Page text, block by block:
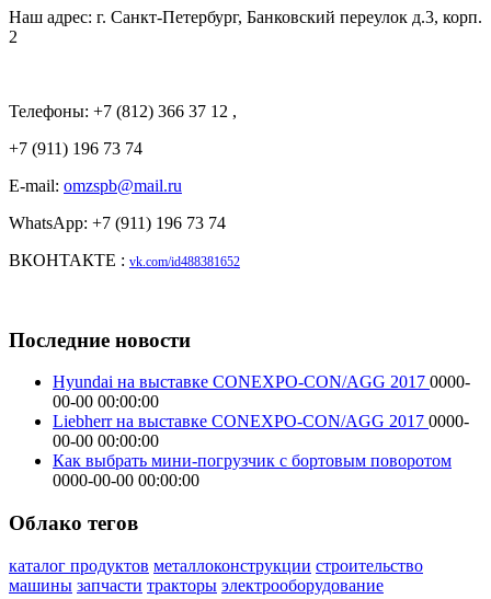
Наш адрес: г. Санкт-Петербург, Банковский переулок д.3, корп.
2
Телефоны: +7 (812) 366 37 12 ,
+7 (911) 196 73 74
E-mail: omzspb@mail.ru
WhatsApp: +7 (911) 196 73 74
ВКОНТАКТЕ : vk.com/id488381652
Последние новости
Hyundai на выставке CONEXPO-CON/AGG 2017 0000-
00-00 00:00:00
Liebherr на выставке CONEXPO-CON/AGG 2017 0000-
00-00 00:00:00
Как выбрать мини-погрузчик с бортовым поворотом
0000-00-00 00:00:00
Облако тегов
каталог продуктов металлоконструкции строительство
машины запчасти тракторы электрооборудование